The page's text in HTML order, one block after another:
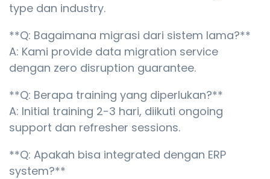
type dan industry.
**Q: Bagaimana migrasi dari sistem lama?**
A: Kami provide data migration service
dengan zero disruption guarantee.
**Q: Berapa training yang diperlukan?**
A: Initial training 2-3 hari, diikuti ongoing
support dan refresher sessions.
**Q: Apakah bisa integrated dengan ERP
system?**